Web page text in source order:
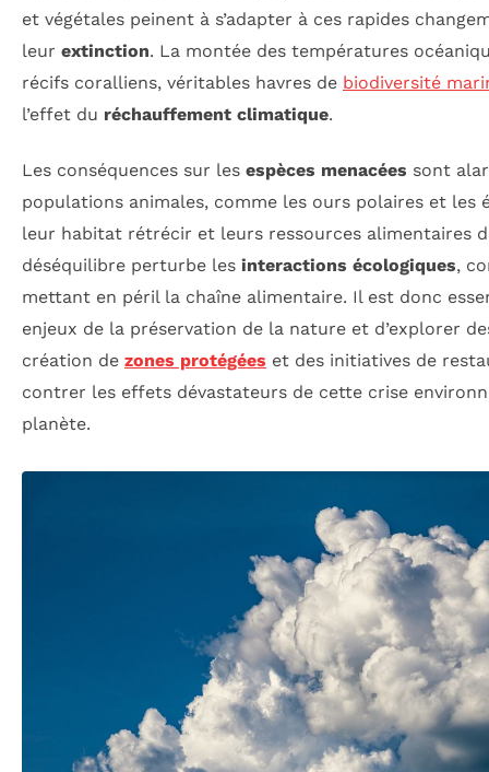
et végétales peinent à s’adapter à ces rapides
leur extinction. La montée des températures
récifs coralliens, véritables havres de biodiversité
l’effet du réchauffement climatique.
Les conséquences sur les espèces menacées sont
populations animales, comme les ours polaires et les
leur habitat rétrécir et leurs ressources alimentaires
déséquilibre perturbe les interactions écologiques,
mettant en péril la chaîne alimentaire. Il est donc
enjeux de la préservation de la nature et d’explorer
création de zones protégées et des initiatives de
contrer les effets dévastateurs de cette crise
planète.